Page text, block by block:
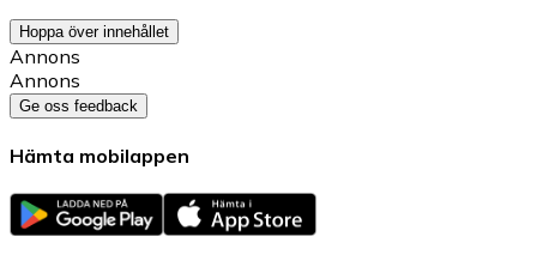
Hoppa över innehållet
Annons
Annons
Ge oss feedback
Hämta mobilappen